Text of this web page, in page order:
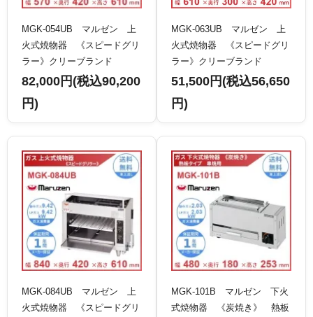
MGK-054UB マルゼン 上
火式焼物器 《スピードグリ
ラー》クリーブランド
82,000円(税込90,200
円)
MGK-063UB マルゼン 上
火式焼物器 《スピードグリ
ラー》クリーブランド
51,500円(税込56,650
円)
MGK-084UB マルゼン 上
火式焼物器 《スピードグリ
MGK-101B マルゼン 下火
式焼物器 《炭焼き》 熱板